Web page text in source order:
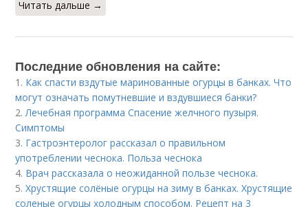
Читать дальше →
Последние обновления на сайте:
1. Как спасти вздутые маринованные огурцы в банках. Что
могут означать помутневшие и вздувшиеся банки?
2.Лечебная программа Спасение желчного пузыря.
Симптомы
3. Гастроэнтеролог рассказал о правильном
употреблении чеснока. Польза чеснока
4. Врач рассказала о неожиданной пользе чеснока.
5.Хрустящие солёные огурцы на зиму в банках. Хрустящие
соленые огурцы холодным способом. Рецепт на 3